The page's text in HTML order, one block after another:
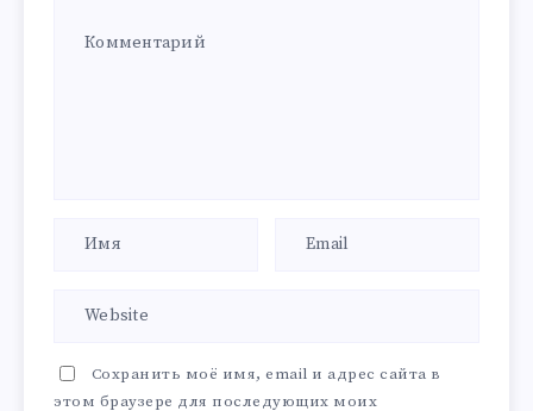
Сохранить моё имя, email и адрес сайта в
этом браузере для последующих моих